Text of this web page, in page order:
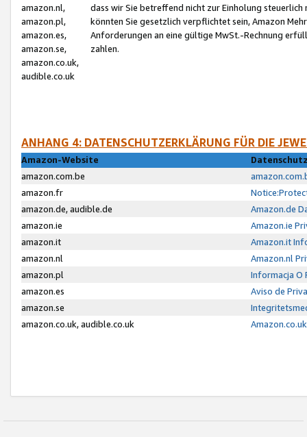
amazon.nl,
amazon.pl,
amazon.es,
amazon.se,
amazon.co.uk,
audible.co.uk
dass wir Sie betreffend nicht zur Einholung
könnten Sie gesetzlich verpflichtet sein, Amazon
Anforderungen an eine gültige MwSt.-Rechnung
zahlen.
ANHANG 4: DATENSCHUTZERKLÄRUNG FÜR DIE
Amazon-Website
amazon.com.be
amazon.fr
amazon.de, audible.de
Amazon.de
amazon.ie
Amazon.ie
amazon.it
Amazon.it
amazon.nl
Amazon.nl
amazon.pl
Informacja O
amazon.es
Aviso de
amazon.se
amazon.co.uk, audible.co.uk